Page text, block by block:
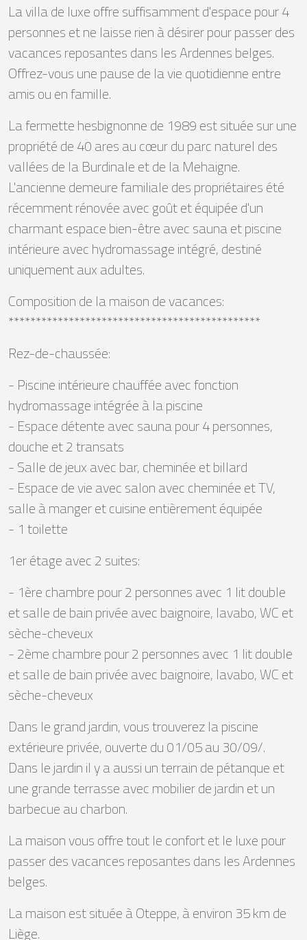
La villa de luxe offre suffisamment d'espace pour 4
personnes et ne laisse rien à désirer pour passer des
vacances reposantes dans les Ardennes belges.
Offrez-vous une pause de la vie quotidienne entre
amis ou en famille.
La fermette hesbignonne de 1989 est située sur une
propriété de 40 ares au cœur du parc naturel des
vallées de la Burdinale et de la Mehaigne.
L'ancienne demeure familiale des propriétaires été
récemment rénovée avec goût et équipée d'un
charmant espace bien-être avec sauna et piscine
intérieure avec hydromassage intégré, destiné
uniquement aux adultes.
Composition de la maison de vacances:
**********************************************
Rez-de-chaussée:
- Piscine intérieure chauffée avec fonction
hydromassage intégrée à la piscine
- Espace détente avec sauna pour 4 personnes,
douche et 2 transats
- Salle de jeux avec bar, cheminée et billard
- Espace de vie avec salon avec cheminée et TV,
salle à manger et cuisine entièrement équipée
- 1 toilette
1er étage avec 2 suites:
- 1ère chambre pour 2 personnes avec 1 lit double
et salle de bain privée avec baignoire, lavabo, WC et
sèche-cheveux
- 2ème chambre pour 2 personnes avec 1 lit double
et salle de bain privée avec baignoire, lavabo, WC et
sèche-cheveux
Dans le grand jardin, vous trouverez la piscine
extérieure privée, ouverte du 01/05 au 30/09/.
Dans le jardin il y a aussi un terrain de pétanque et
une grande terrasse avec mobilier de jardin et un
barbecue au charbon.
La maison vous offre tout le confort et le luxe pour
passer des vacances reposantes dans les Ardennes
belges.
La maison est située à Oteppe, à environ 35 km de
Liège.